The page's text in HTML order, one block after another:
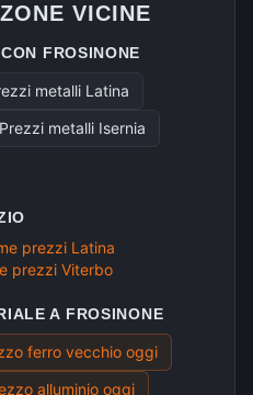
VICINE
FROSINONE
metalli Latina
Prezzi metalli Isernia
prezzi Latina
prezzi Viterbo
A FROSINONE
ferro vecchio oggi
alluminio oggi